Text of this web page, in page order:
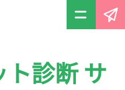
診断 サ